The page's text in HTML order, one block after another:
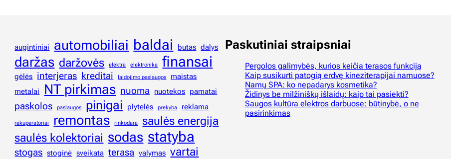
augintiniai automobiliai baldai butas dalys
daržas daržovės elektra elektronika finansai
gėlės interjeras kreditai laidojimo paslaugos
maistas
metalai
NT pirkimas nuoma nuotekos pamatai
paskolos paslaugos pinigai plytelės prekyba reklama
rekuperatoriai remontas rinkodara
saulės energija
saulės kolektoriai sodas statyba
stogas stoginė sveikata terasa valymas vartai
Paskutiniai straipsniai
Pergolos galimybės, kurios keičia terasos funkciją
Kaip susikurti patogią erdvę kineziterapijai namuose?
Namų SPA: ko nepadarys kosmetika?
Židinys be milžiniškų išlaidų: kaip tai pasiekti?
Saugos kultūra elektros darbuose: būtinybė, o ne
pasirinkimas